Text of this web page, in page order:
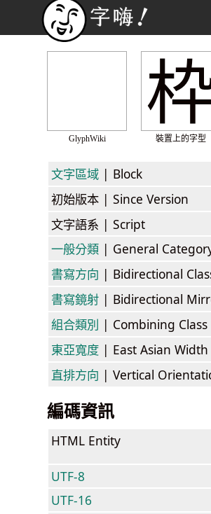
GlyphWiki 裝置上的字型
文字區域 | Block
初始版本 | Since Version
文字語系 | Script
一般分類 | General
書寫方向 | Bidirectional
書寫鏡射 | Bidirectional
組合類別 | Combining Class
東亞寬度 | East Asian Width
直排方向 | Vertical
編碼資訊
HTML Entity
UTF-8
UTF-16